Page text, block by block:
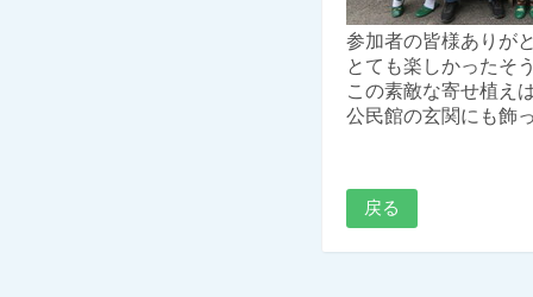
参加者の皆様ありが
とても楽しかったそ
この素敵な寄せ植え
公民館の玄関にも飾
戻る